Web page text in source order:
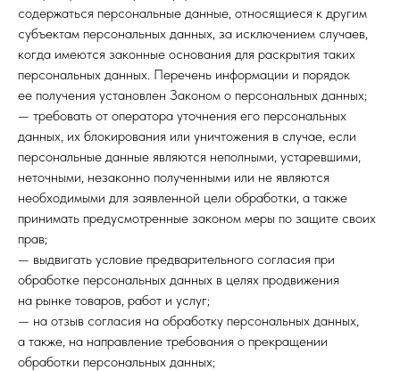
содержаться персональные данные, относящиеся к другим
субъектам персональных данных, за исключением случаев,
когда имеются законные основания для раскрытия таких
персональных данных. Перечень информации и порядок
ее получения установлен Законом о персональных данных;
— требовать от оператора уточнения его персональных
данных, их блокирования или уничтожения в случае, если
персональные данные являются неполными, устаревшими,
неточными, незаконно полученными или не являются
необходимыми для заявленной цели обработки, а также
принимать предусмотренные законом меры по защите своих
прав;
— выдвигать условие предварительного согласия при
обработке персональных данных в целях продвижения
на рынке товаров, работ и услуг;
— на отзыв согласия на обработку персональных данных,
а также, на направление требования о прекращении
обработки персональных данных;